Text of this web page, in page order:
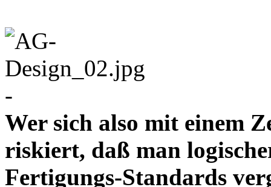
-
Wer sich also mit einem
riskiert, daß man
Fertigungs-Standards